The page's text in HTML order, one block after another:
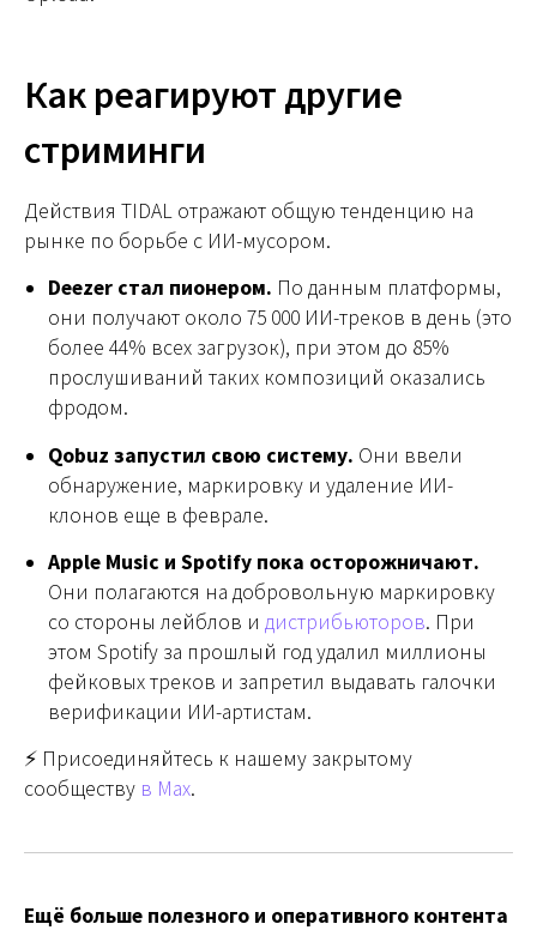
Как реагируют другие
стриминги
Действия TIDAL отражают общую тенденцию на
рынке по борьбе с ИИ-мусором.
Deezer стал пионером. По данным платформы,
они получают около 75 000 ИИ-треков в день (это
более 44% всех загрузок), при этом до 85%
прослушиваний таких композиций оказались
фродом.
Qobuz запустил свою систему. Они ввели
обнаружение, маркировку и удаление ИИ-
клонов еще в феврале.
Apple Music и Spotify пока осторожничают.
Они полагаются на добровольную маркировку
со стороны лейблов и дистрибьюторов. При
этом Spotify за прошлый год удалил миллионы
фейковых треков и запретил выдавать галочки
верификации ИИ-артистам.
⚡️ Присоединяйтесь к нашему закрытому
сообществу в Max.
Ещё больше полезного и оперативного контента